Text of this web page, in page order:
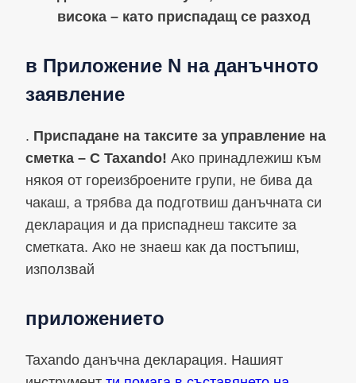
висока – като приспадащ се разход
в Приложение N на данъчното
заявление
. Приспадане на таксите за управление на
сметка – С Taxando! Ако принадлежиш към
някоя от гореизброените групи, не бива да
чакаш, а трябва да подготвиш данъчната си
декларация и да приспаднеш таксите за
сметката. Ако не знаеш как да постъпиш,
използвай
приложението
Taxando данъчна декларация. Нашият